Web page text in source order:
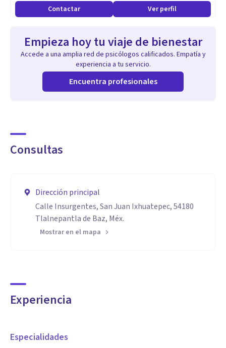
Contactar Ver perfil
Empieza hoy tu viaje de bienestar
Accede a una amplia red de psicólogos calificados. Empatía y
experiencia a tu servicio.
Encuentra profesionales
Consultas
Dirección principal
Calle Insurgentes, San Juan Ixhuatepec, 54180
Tlalnepantla de Baz, Méx.
Mostrar en el mapa
Experiencia
Especialidades